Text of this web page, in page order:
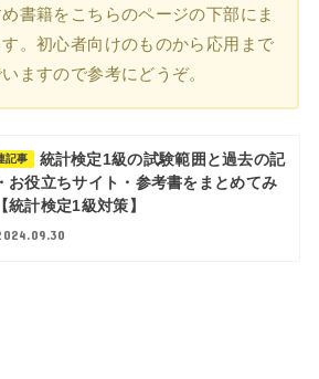
書籍をこちらのページの下部にま
。初心者向けのものから応用まで
ますので参考にどうぞ。
記事
統計検定1級の試験範囲と過去の記
お役立ちサイト・参考書をまとめてみ
統計検定1級対策】